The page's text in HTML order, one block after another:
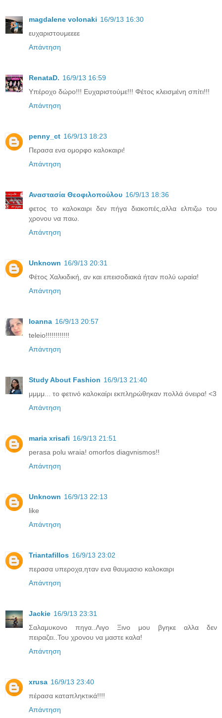
magdalene volonaki 16/9/13 16:30
ευχαριστουμεεεε
Απάντηση
RenataD. 16/9/13 16:59
Υπέροχο δώρο!!! Ευχαριστούμε!!! Φέτος κλεισμένη σπίτι!!!
Απάντηση
penny_ct 16/9/13 18:23
Περασα ενα ομορφο καλοκαιρι!
Απάντηση
Αναστασία Θεοφιλοπούλου 16/9/13 18:36
φετος το καλοκαιρι δεν πήγα διακοπές,αλλα ελπιζω του
χρονου να παω.
Απάντηση
Unknown 16/9/13 20:31
Φέτος Χαλκιδική, αν και επεισοδιακά ήταν πολύ ωραία!
Απάντηση
Ioanna 16/9/13 20:57
teleio!!!!!!!!!!!!
Απάντηση
Study About Fashion 16/9/13 21:40
μμμμ... το φετινό καλοκαίρι εκπληρώθηκαν πολλά όνειρα! <3
Απάντηση
maria xrisafi 16/9/13 21:51
perasa polu wraia! omorfos diagvnismos!!
Απάντηση
Unknown 16/9/13 22:13
like
Απάντηση
Triantafillos 16/9/13 23:02
περασα υπεροχα,ηταν ενα θαυμασιο καλοκαιρι
Απάντηση
Jackie 16/9/13 23:31
Σαλαμυκονο πηγα..Λιγο Ξινο μου βγηκε αλλα δεν
πειραζει..Του χρονου να μαστε καλα!
Απάντηση
xrusa 16/9/13 23:40
πέρασα καταπληκτικά!!!!
Απάντηση